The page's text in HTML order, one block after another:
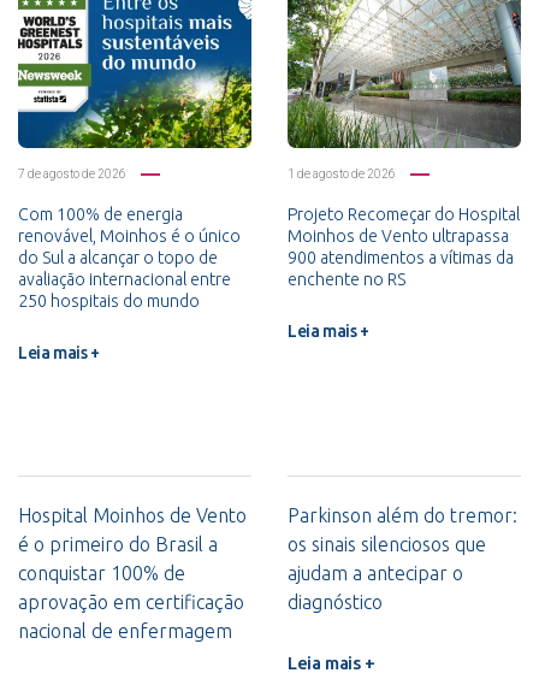
7 de agosto de 2026
Com 100% de energia
renovável, Moinhos é o único
do Sul a alcançar o topo de
avaliação internacional entre
250 hospitais do mundo
Leia mais +
1 de agosto de 2026
Projeto Recomeçar do Hospital
Moinhos de Vento ultrapassa
900 atendimentos a vítimas da
enchente no RS
Leia mais +
Hospital Moinhos de Vento
é o primeiro do Brasil a
conquistar 100% de
aprovação em certificação
nacional de enfermagem
Parkinson além do tremor:
os sinais silenciosos que
ajudam a antecipar o
diagnóstico
Leia mais +